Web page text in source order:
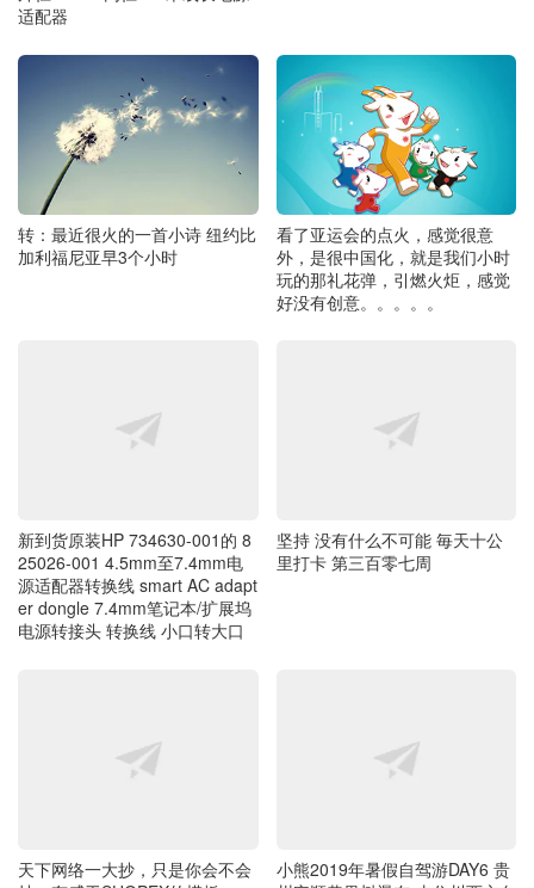
适配器
转：最近很火的一首小诗 纽约比
加利福尼亚早3个小时
看了亚运会的点火，感觉很意
外，是很中国化，就是我们小时
玩的那礼花弹，引燃火炬，感觉
好没有创意。。。。。
25026-001 4.5mm至7.4mm电
源适配器转换线 smart AC adapt
er dongle 7.4mm笔记本/扩展坞
电源转接头 转换线 小口转大口
里打卡 第三百零七周
路过织金县 今天行程100公里